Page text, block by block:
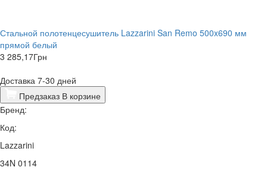
Стальной полотенцесушитель Lazzarini San Remo 500x690 мм
прямой белый
3 285,17Грн
Доставка 7-30 дней
Предзаказ В корзине
Бренд:
Код:
Lazzarini
34N 0114